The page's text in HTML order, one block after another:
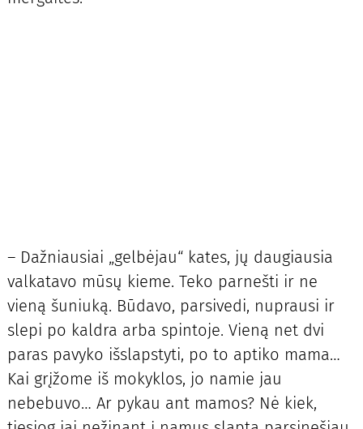
– Dažniausiai „gelbėjau“ kates, jų daugiausia
valkatavo mūsų kieme. Teko parnešti ir ne
vieną šuniuką. Būdavo, parsivedi, nuprausi ir
slepi po kaldra arba spintoje. Vieną net dvi
paras pavyko išslapstyti, po to aptiko mama…
Kai grįžome iš mokyklos, jo namie jau
nebebuvo… Ar pykau ant mamos? Nė kiek,